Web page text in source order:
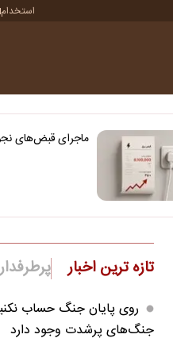
استخدام
ماجرای قبض‌های
تازه ترین اخبار
روی پایان جنگ حساب
جنگ‌های پرشدت وجود دارد